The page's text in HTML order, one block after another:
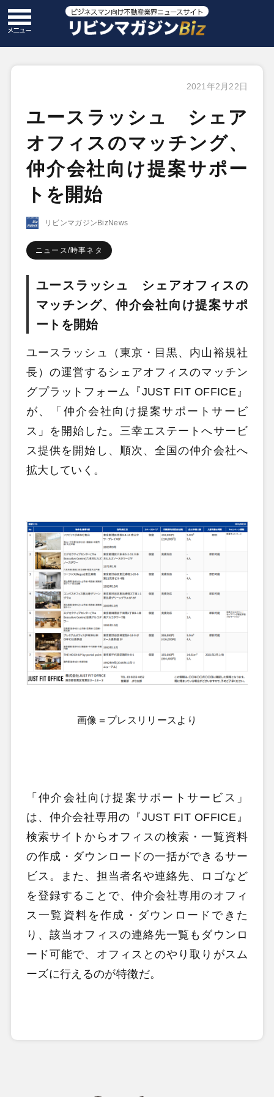
2021年2月22日
ユースラッシュ シェア
オフィスのマッチング、
仲介会社向け提案サポー
トを開始
リビンマガジンBizNews
ニュース/時事ネタ
ユースラッシュ シェアオフィスの
マッチング、仲介会社向け提案サポ
ートを開始
ユースラッシュ（東京・目黒、内山裕規社
長）の運営するシェアオフィスのマッチン
グプラットフォーム『JUST FIT OFFICE』
が、「仲介会社向け提案サポートサービ
ス」を開始した。三幸エステートへサービ
ス提供を開始し、順次、全国の仲介会社へ
拡大していく。
画像＝プレスリリースより
「仲介会社向け提案サポートサービス」
は、仲介会社専用の『JUST FIT OFFICE』
検索サイトからオフィスの検索・一覧資料
の作成・ダウンロードの一括ができるサー
ビス。また、担当者名や連絡先、ロゴなど
を登録することで、仲介会社専用のオフィ
ス一覧資料を作成・ダウンロードできた
り、該当オフィスの連絡先一覧もダウンロ
ード可能で、オフィスとのやり取りがスム
ーズに行えるのが特徴だ。